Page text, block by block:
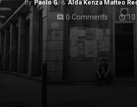
Paolo G. Alda Kenza Matteo
comment 0 Comments access_time10